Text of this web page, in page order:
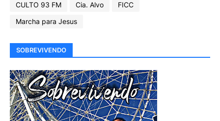
CULTO 93 FM Cia. Alvo
FICC
Marcha para Jesus
SOBREVIVENDO